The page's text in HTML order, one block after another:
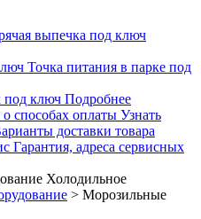
выпечка под ключ
Точка питания в парке под
под ключ Подробнее
способах оплаты Узнать
доставки товара
Гарантия, адреса сервисных
Холодильное
> Морозильные